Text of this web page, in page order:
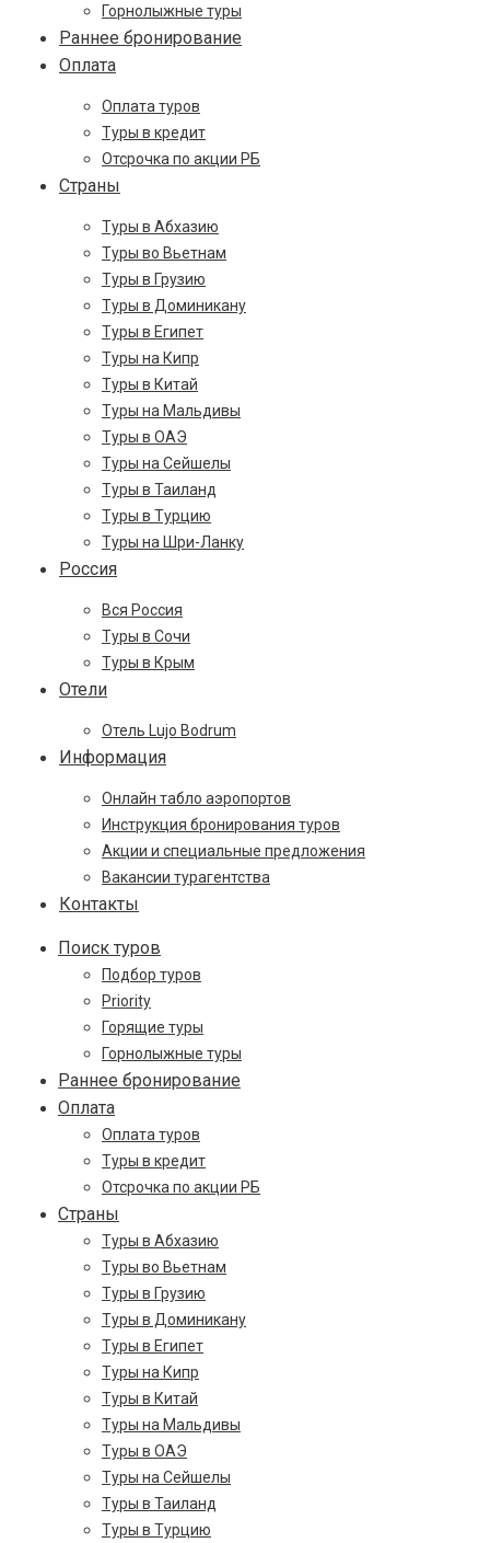
Горнолыжные туры
Раннее бронирование
Оплата
Оплата туров
Туры в кредит
Отсрочка по акции РБ
Страны
Туры в Абхазию
Туры во Вьетнам
Туры в Грузию
Туры в Доминикану
Туры в Египет
Туры на Кипр
Туры в Китай
Туры на Мальдивы
Туры в ОАЭ
Туры на Сейшелы
Туры в Таиланд
Туры в Турцию
Туры на Шри-Ланку
Россия
Вся Россия
Туры в Сочи
Туры в Крым
Отели
Отель Lujo Bodrum
Информация
Онлайн табло аэропортов
Инструкция бронирования туров
Акции и специальные предложения
Вакансии турагентства
Контакты
Поиск туров
Подбор туров
Priority
Горящие туры
Горнолыжные туры
Раннее бронирование
Оплата
Оплата туров
Туры в кредит
Отсрочка по акции РБ
Страны
Туры в Абхазию
Туры во Вьетнам
Туры в Грузию
Туры в Доминикану
Туры в Египет
Туры на Кипр
Туры в Китай
Туры на Мальдивы
Туры в ОАЭ
Туры на Сейшелы
Туры в Таиланд
Туры в Турцию